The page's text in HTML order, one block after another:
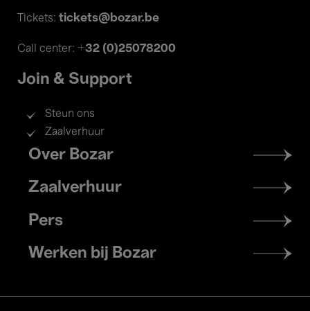
Tickets: tickets@bozar.be
Call center: +32 (0)25078200
Join & Support
Steun ons
Zaalverhuur
Footer
menu
Over Bozar
Zaalverhuur
Pers
Werken bij Bozar